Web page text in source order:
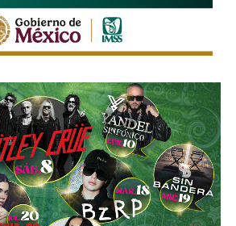
consideró que la
una oportunidad para
servicio de transporte.
entiende que la competencia
tratando de mejorar y brindar un
que la ciudadanía podrá elegir la
más conveniente”, comentó.
que, mientras Uber no complete
y cumpla con las
en la ley, la plataforma no podrá